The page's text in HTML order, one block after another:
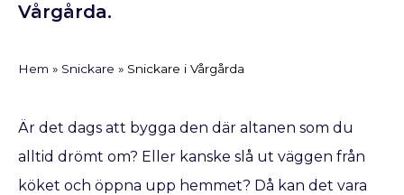
Vårgårda.
Hem » Snickare » Snickare i Vårgårda
Är det dags att bygga den där altanen som du
alltid drömt om? Eller kanske slå ut väggen från
köket och öppna upp hemmet? Då kan det vara